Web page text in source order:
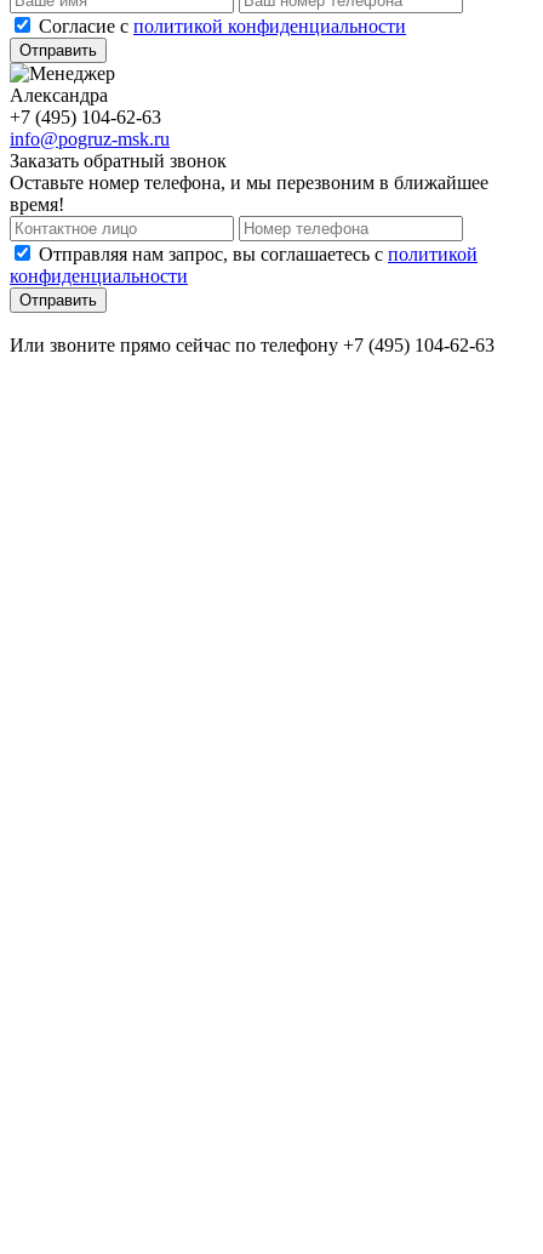
Cогласие с политикой конфиденциальности
Отправить
Александра
+7 (495) 104-62-63
info@pogruz-msk.ru
Заказать обратный звонок
Оставьте номер телефона, и мы перезвоним в ближайшее
время!
Отправляя нам запрос, вы соглашаетесь с политикой
конфиденциальности
Отправить
Или звоните прямо сейчас по телефону +7 (495) 104-62-63